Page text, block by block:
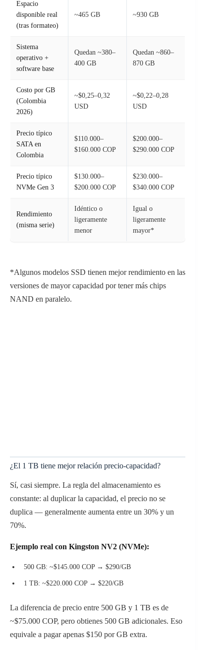
Espacio
disponible real
(tras formateo)
~465 GB ~930 GB
Sistema
operativo +
software base
Quedan ~380–
400 GB
Quedan ~860–
870 GB
Costo por GB
(Colombia
2026)
~$0,25–0,32
USD
~$0,22–0,28
USD
Precio típico
SATA en
Colombia
$110.000–
$160.000 COP
$200.000–
$290.000 COP
Precio típico
NVMe Gen 3
$130.000–
$200.000 COP
$230.000–
$340.000 COP
Rendimiento
(misma serie)
Idéntico o
ligeramente
menor
Igual o
ligeramente
mayor*
*Algunos modelos SSD tienen mejor rendimiento en las
versiones de mayor capacidad por tener más chips
NAND en paralelo.
¿El 1 TB tiene mejor relación precio-capacidad?
Sí, casi siempre. La regla del almacenamiento es
constante: al duplicar la capacidad, el precio no se
duplica — generalmente aumenta entre un 30% y un
70%.
Ejemplo real con Kingston NV2 (NVMe):
500 GB: ~$145.000 COP → $290/GB
1 TB: ~$220.000 COP → $220/GB
La diferencia de precio entre 500 GB y 1 TB es de
~$75.000 COP, pero obtienes 500 GB adicionales. Eso
equivale a pagar apenas $150 por GB extra.